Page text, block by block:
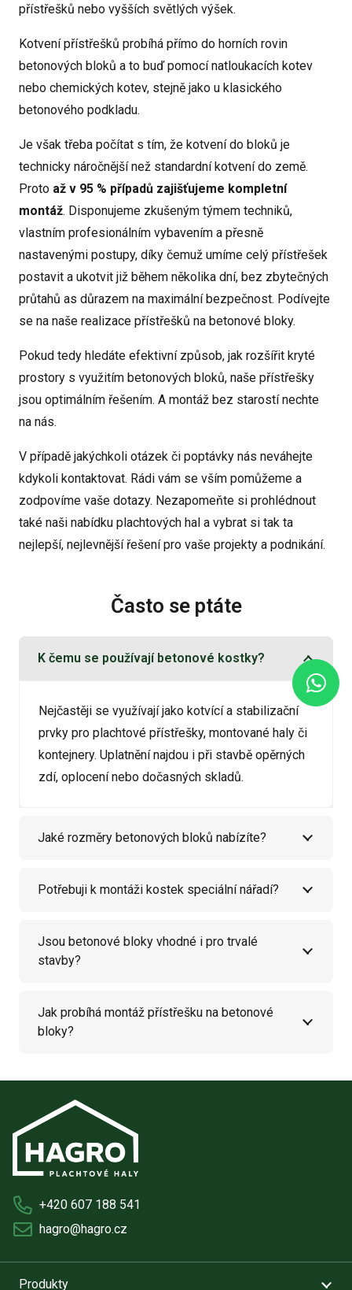
přístřešků nebo vyšších světlých výšek.
Kotvení přístřešků probíhá přímo do horních rovin
betonových bloků a to buď pomocí natloukacích kotev
nebo chemických kotev, stejně jako u klasického
betonového podkladu.
Je však třeba počítat s tím, že kotvení do bloků je
technicky náročnější než standardní kotvení do země.
Proto až v 95 % případů zajišťujeme kompletní
montáž. Disponujeme zkušeným týmem techniků,
vlastním profesionálním vybavením a přesně
nastavenými postupy, díky čemuž umíme celý přístřešek
postavit a ukotvit již během několika dní, bez zbytečných
průtahů as důrazem na maximální bezpečnost. Podívejte
se na naše realizace přístřešků na betonové bloky.
Pokud tedy hledáte efektivní způsob, jak rozšířit kryté
prostory s využitím betonových bloků, naše přístřešky
jsou optimálním řešením. A montáž bez starostí nechte
na nás.
V případě jakýchkoli otázek či poptávky nás neváhejte
kdykoli kontaktovat. Rádi vám se vším pomůžeme a
zodpovíme vaše dotazy. Nezapomeňte si prohlédnout
také naši nabídku plachtových hal a vybrat si tak ta
nejlepší, nejlevnější řešení pro vaše projekty a podnikání.
Často se ptáte
K čemu se používají betonové kostky?
Nejčastěji se využívají jako kotvící a stabilizační
prvky pro plachtové přístřešky, montované haly či
kontejnery. Uplatnění najdou i při stavbě opěrných
zdí, oplocení nebo dočasných skladů.
Jaké rozměry betonových bloků nabízíte?
Potřebuji k montáži kostek speciální nářadí?
Jsou betonové bloky vhodné i pro trvalé
stavby?
Jak probíhá montáž přístřešku na betonové
bloky?
+420 607 188 541
hagro@hagro.cz
Produkty